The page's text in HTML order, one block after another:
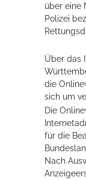
über eine
Polizei
Über das
die
sich um
Die
für die
Nach